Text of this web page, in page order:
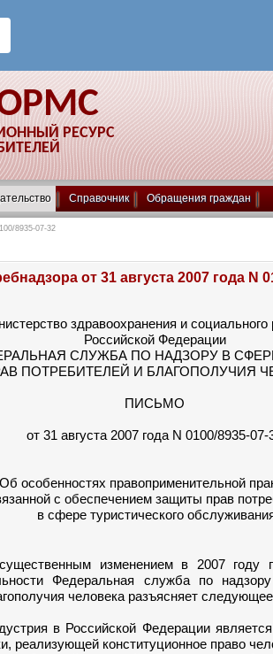
РЕСУРС
Справочник Обращения граждан
8935-07-32
от 31 августа 2007 года N
здравоохранения и социального
Российской Федерации
СЛУЖБА ПО НАДЗОРУ В
ПОТРЕБИТЕЛЕЙ И БЛАГОПОЛУЧИЯ
ПИСЬМО
от 31 августа 2007 года N 0100/8935-07-
Об особенностях правоприменительной
с обеспечением защиты прав
в сфере туристического
изменением в 2007 году
Федеральная служба по
человека разъясняет
в Российской Федерации
реализующей конституционное право